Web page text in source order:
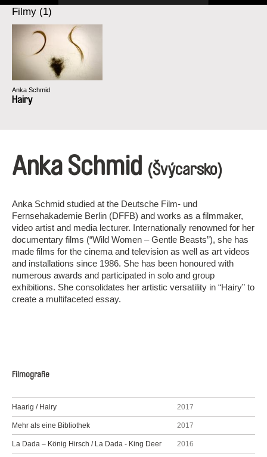
Filmy (1)
Anka Schmid
Hairy
Anka Schmid (Švýcarsko)
Anka Schmid studied at the Deutsche Film- und
Fernsehakademie Berlin (DFFB) and works as a filmmaker,
video artist and media lecturer. Internationally renowned for her
documentary films (“Wild Women – Gentle Beasts”), she has
made films for the cinema and television as well as art videos
and installations since 1986. She has been honoured with
numerous awards and participated in solo and group
exhibitions. She consolidates her artistic versatility in “Hairy” to
create a multifaceted essay.
Filmografie
Haarig / Hairy 2017
Mehr als eine Bibliothek 2017
La Dada – König Hirsch / La Dada - King Deer 2016